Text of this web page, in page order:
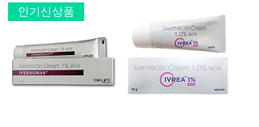
인기신상품